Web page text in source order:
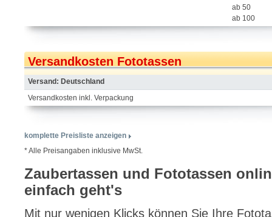
ab 50
ab 100
Versandkosten Fototassen
Versand: Deutschland
Versandkosten inkl. Verpackung
komplette Preisliste anzeigen
* Alle Preisangaben inklusive MwSt.
Zaubertassen und Fototassen
einfach geht's
Mit nur wenigen Klicks können Sie Ihre